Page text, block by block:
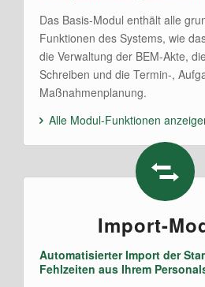
Das Basis-Modul enthält alle
Funktionen des Systems, wie
die Verwaltung der BEM-Akte,
Schreiben und die Termin-,
Maßnahmenplanung.
Alle Modul-Funktionen
Import-
Automatisierter Import der
Fehlzeiten aus Ihrem